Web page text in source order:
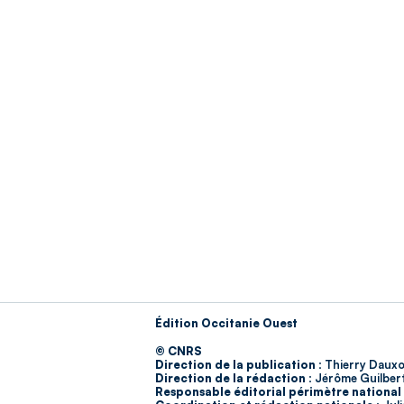
Édition Occitanie Ouest
© CNRS
Direction de la publication : Thierry
Direction de la rédaction : Jérôme
Responsable éditorial périmètre national